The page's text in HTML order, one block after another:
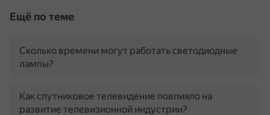
Ещё по теме
Сколько времени могут работать светодиодные
лампы?
Как спутниковое телевидение повлияло на
развитие телевизионной индустрии?